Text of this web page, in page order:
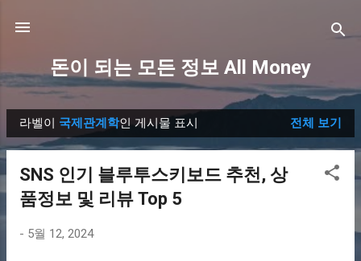
돈이 되는 모든 정보 All Money
글
라벨이 국제관계학인 게시물 표시 전체 보기
SNS 인기 블루투스키보드 추천, 상
품정보 및 리뷰 Top 5
- 5월 12, 2024